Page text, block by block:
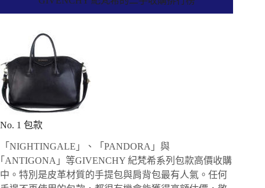
No. 1 包款
「NIGHTINGALE」、「PANDORA」與
｢ANTIGONA」等GIVENCHY 紀梵希系列包款高價收購
中。特別是皮革材質的手提包與肩背包最有人氣。任何